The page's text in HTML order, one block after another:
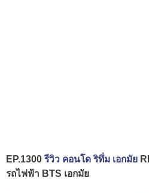
EP.1300รีวิว คอนโด ริทึ่ม เอกมัย
รถไฟฟ้า BTS เอกมัย